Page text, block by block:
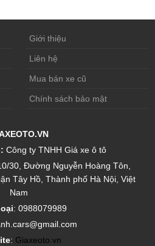
Giới thiệu
Liên hệ
Mua bán xe cũ
Chính sách bảo mật
Công ty TNHH Giá xe ô tô
30, Đường Nguyễn Hoàng Tôn,
Tây Hồ, Thành phố Hà Nội, Việt
Nam
: 0988079989
: Giaxeoto.vn